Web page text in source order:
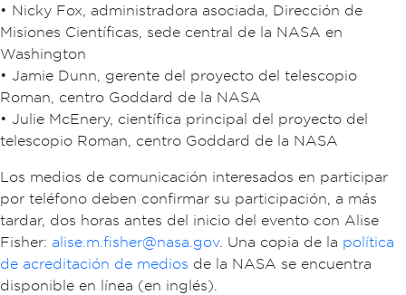
• Nicky Fox, administradora asociada, Dirección de
Misiones Científicas, sede central de la NASA en
Washington
• Jamie Dunn, gerente del proyecto del telescopio
Roman, centro Goddard de la NASA
• Julie McEnery, científica principal del proyecto del
telescopio Roman, centro Goddard de la NASA
Los medios de comunicación interesados en participar
por teléfono deben confirmar su participación, a más
tardar, dos horas antes del inicio del evento con Alise
Fisher: alise.m.fisher@nasa.gov. Una copia de la política
de acreditación de medios de la NASA se encuentra
disponible en línea (en inglés).